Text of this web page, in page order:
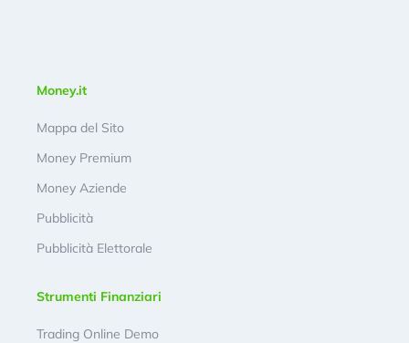
Money.it
Mappa del Sito
Money Premium
Money Aziende
Pubblicità
Pubblicità Elettorale
Strumenti Finanziari
Trading Online Demo